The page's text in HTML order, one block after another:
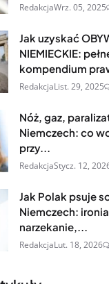
RedakcjaWrz. 05, 2025
Jak uzyskać
NIEMIECKIE:
kompendium
RedakcjaList. 29, 2025
Nóż, gaz,
Niemczech: co
przy...
RedakcjaStycz. 12,
Jak Polak psuje
Niemczech:
narzekanie,...
RedakcjaLut. 18, 2026